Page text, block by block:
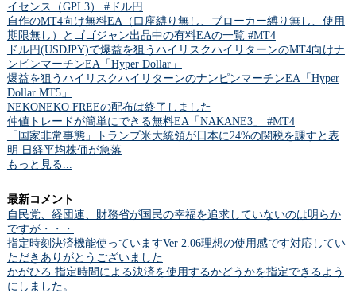
イセンス（GPL3） #ドル円
自作のMT4向け無料EA（口座縛り無し、ブローカー縛り無し、使用
期限無し）とゴゴジャン出品中の有料EAの一覧 #MT4
ドル円(USDJPY)で爆益を狙うハイリスクハイリターンのMT4向けナ
ンピンマーチンEA「Hyper Dollar」
爆益を狙うハイリスクハイリターンのナンピンマーチンEA「Hyper
Dollar MT5」
NEKONEKO FREEの配布は終了しました
仲値トレードが簡単にできる無料EA「NAKANE3」 #MT4
「国家非常事態」トランプ米大統領が日本に24%の関税を課すと表
明 日経平均株価が急落
もっと見る...
最新コメント
自民党、経団連、財務省が国民の幸福を追求していないのは明らか
ですが・・・
指定時刻決済機能使っていますVer 2.06理想の使用感です対応してい
ただきありがとうございました
かがひろ 指定時間による決済を使用するかどうかを指定できるよう
にしました。